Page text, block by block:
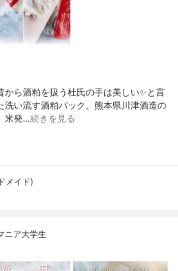
ら酒粕を扱う杜氏の手は美しい✨と言
洗い流す酒粕パック。熊本県川津酒造の
米発…続きを見る
メイド)
ニア大学生